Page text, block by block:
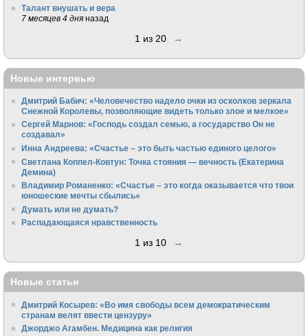
Талант внушать и вера
7 месяцев 4 дня назад
1 из 20 →
Новые интервью
Дмитрий Бабич: «Человечество надело очки из осколков зеркала
Снежной Королевы, позволяющие видеть только злое и мелкое»
Сергей Марнов: «Господь создал семью, а государство Он не
создавал»
Инна Андреева: «Счастье – это быть частью единого целого»
Светлана Коппел-Ковтун: Точка стояния — вечность (Екатерина
Демина)
Владимир Романенко: «Счастье – это когда оказывается что твои
юношеские мечты сбылись»
Думать или не думать?
Распадающаяся нравственность
1 из 10 →
Новые статьи
Дмитрий Косырев: «Во имя свободы всем демократическим
странам велят ввести цензуру»
Джорджо Агамбен. Медицина как религия